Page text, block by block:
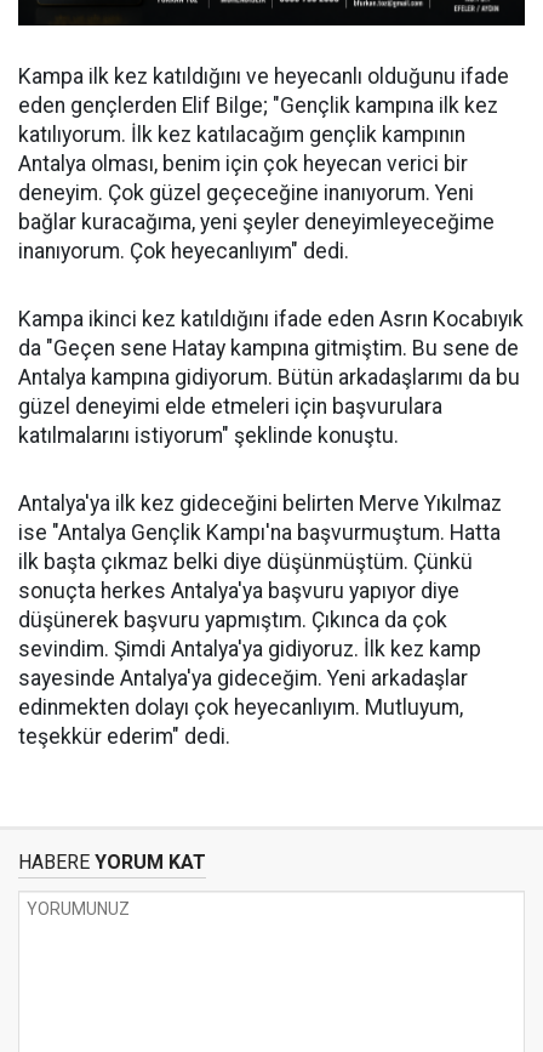
Kampa ilk kez katıldığını ve heyecanlı olduğunu ifade
eden gençlerden Elif Bilge; "Gençlik kampına ilk kez
katılıyorum. İlk kez katılacağım gençlik kampının
Antalya olması, benim için çok heyecan verici bir
deneyim. Çok güzel geçeceğine inanıyorum. Yeni
bağlar kuracağıma, yeni şeyler deneyimleyeceğime
inanıyorum. Çok heyecanlıyım" dedi.
Kampa ikinci kez katıldığını ifade eden Asrın Kocabıyık
da "Geçen sene Hatay kampına gitmiştim. Bu sene de
Antalya kampına gidiyorum. Bütün arkadaşlarımı da bu
güzel deneyimi elde etmeleri için başvurulara
katılmalarını istiyorum" şeklinde konuştu.
Antalya'ya ilk kez gideceğini belirten Merve Yıkılmaz
ise "Antalya Gençlik Kampı'na başvurmuştum. Hatta
ilk başta çıkmaz belki diye düşünmüştüm. Çünkü
sonuçta herkes Antalya'ya başvuru yapıyor diye
düşünerek başvuru yapmıştım. Çıkınca da çok
sevindim. Şimdi Antalya'ya gidiyoruz. İlk kez kamp
sayesinde Antalya'ya gideceğim. Yeni arkadaşlar
edinmekten dolayı çok heyecanlıyım. Mutluyum,
teşekkür ederim" dedi.
HABERE YORUM KAT